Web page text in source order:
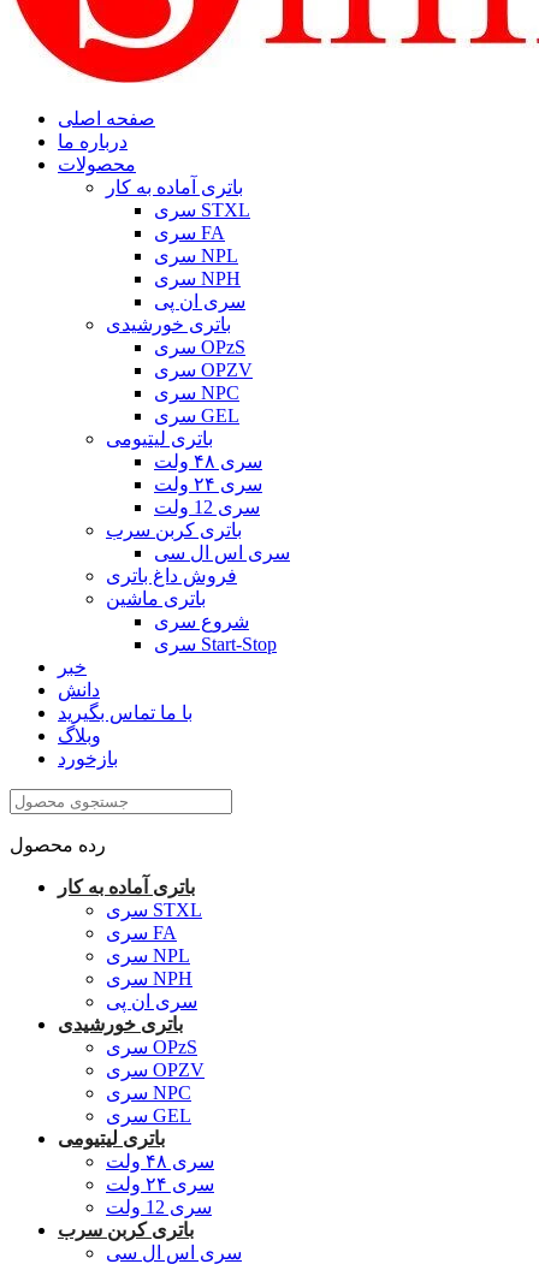
صفحه اصلی
درباره ما
محصولات
باتری آماده به کار
سری STXL
سری FA
سری NPL
سری NPH
سری ان پی
باتری خورشیدی
سری OPzS
سری OPZV
سری NPC
سری GEL
باتری لیتیومی
سری ۴۸ ولت
سری ۲۴ ولت
سری 12 ولت
باتری کربن سرب
سری اس ال سی
فروش داغ باتری
باتری ماشین
شروع سری
سری Start-Stop
خبر
دانش
با ما تماس بگیرید
وبلاگ
بازخورد
رده محصول
باتری آماده به کار
سری STXL
سری FA
سری NPL
سری NPH
سری ان پی
باتری خورشیدی
سری OPzS
سری OPZV
سری NPC
سری GEL
باتری لیتیومی
سری ۴۸ ولت
سری ۲۴ ولت
سری 12 ولت
باتری کربن سرب
سری اس ال سی